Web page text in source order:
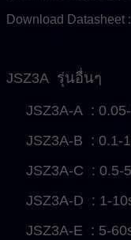
Download Datasheet :
JSZ3A รุ่นอื่นๆ
JSZ3A-A : 0.05-
JSZ3A-B : 0.1-
JSZ3A-C : 0.5-
JSZ3A-D : 1-
JSZ3A-E : 5-